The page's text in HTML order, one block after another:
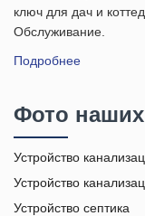
ключ для дач и
Обслуживание.
Подробнее
Фото
Устройство
Устройство
Устройство септика